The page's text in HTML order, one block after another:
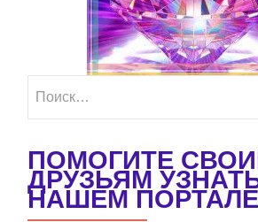
ПОМОГИТЕ
ДРУЗЬЯМ
НАШЕМ ПОРТАЛЕ